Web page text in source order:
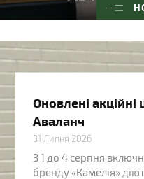
Оновлені акційні
Аваланч
31 Липня 2026
З 1 до 4 серпня
бренду «Камелія»